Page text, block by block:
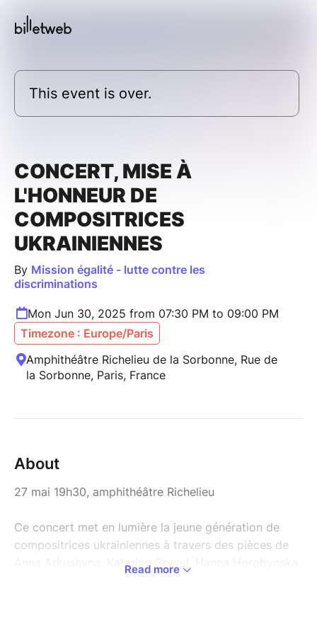
This event is over.
CONCERT, MISE À
L'HONNEUR DE
COMPOSITRICES
UKRAINIENNES
By Mission égalité - lutte contre les
discriminations
Mon Jun 30, 2025 from 07:30 PM to 09:00 PM
Timezone : Europe/Paris
Amphithéâtre Richelieu de la Sorbonne, Rue de
la Sorbonne, Paris, France
About
27 mai 19h30, amphithéâtre Richelieu
Ce concert met en lumière la jeune génération de
compositrices ukrainiennes à travers des pièces de
Anna Arkushyna, Katarina Gryvul, Hanna Horobynska,
Read more